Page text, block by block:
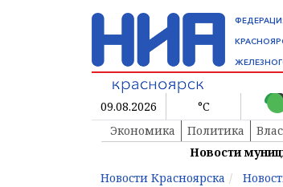
09.08.2026 °C
Экономика
Политика
Новости
Новости Красноярска